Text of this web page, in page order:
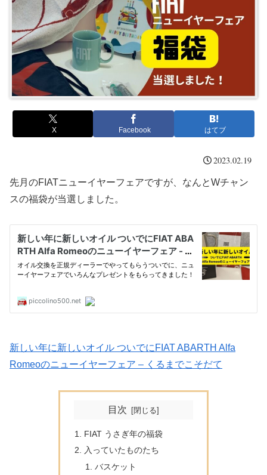
X Facebook はてブ
2023.02.19
先月のFIATニューイヤーフェアですが、なんとWチャン
スの福袋が当選しました。
新しい年に新しいオイル ついでにFIAT ABARTH Alfa
Romeoのニューイヤーフェア – くるまでこそだて
目次
FIAT うさぎ年の福袋
入っていたものたち
バスケット